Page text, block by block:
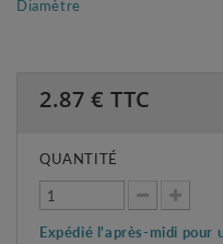
Diamètre
2.87 € TTC
QUANTITÉ
Expédié l'après-midi pour